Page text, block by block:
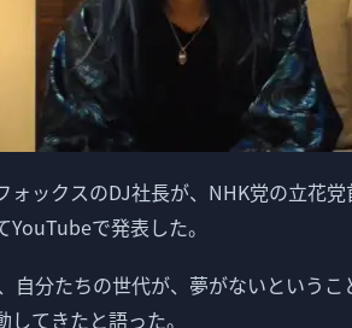
ォックスのDJ社長が、NHK党の立花
YouTubeで発表した。
自分たちの世代が、夢がないという
してきたと語った。